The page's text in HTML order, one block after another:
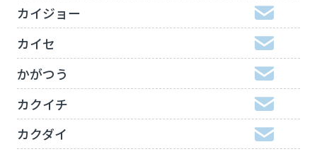
カイジョー
カイセ
かがつう
カクイチ
カクダイ